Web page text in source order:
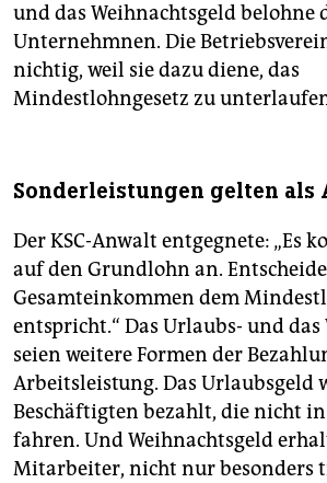
und das Weihnachtsgeld belohne
Unternehmnen. Die
nichtig, weil sie dazu diene, das
Mindestlohngesetz zu
Sonderleistungen gelten als
Der KSC-Anwalt entgegnete: „Es
auf den Grundlohn an.
Gesamteinkommen dem
entspricht.“ Das Urlaubs- und
seien weitere Formen der
Arbeitsleistung. Das Urlaubsgeld
Beschäftigten bezahlt, die nicht
fahren. Und Weihnachtsgeld
Mitarbeiter, nicht nur besonders